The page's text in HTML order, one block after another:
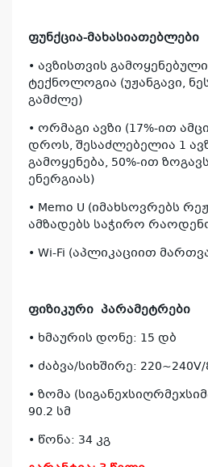
ფუნქცია-მახასიათებლები
• ავზისთვის
ტექნოლოგია (უჟანგავი,
გამძლე)
• ორმაგი ავზი (17%-ით
დროს, შესაძლებელია 1
გამოყენება, 50%-ით
ენერგიას)
• Memo U (იმახსოვრებს
ამზადებს საჭირო
• Wi-Fi (აპლიკაციით
ფიზიკური პარამეტრები
• ხმაურის დონე: 15 დბ
• ძაბვა/სიხშირე: 220~240V/
• ზომა
90.2 სმ
• წონა: 34 კგ